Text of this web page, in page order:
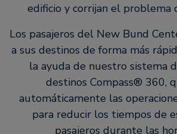
edificio y corrijan el problema
Los pasajeros del New Bund
a sus destinos de forma más
la ayuda de nuestro sistema
destinos Compass® 360,
automáticamente las
para reducir los tiempos de
pasajeros durante las